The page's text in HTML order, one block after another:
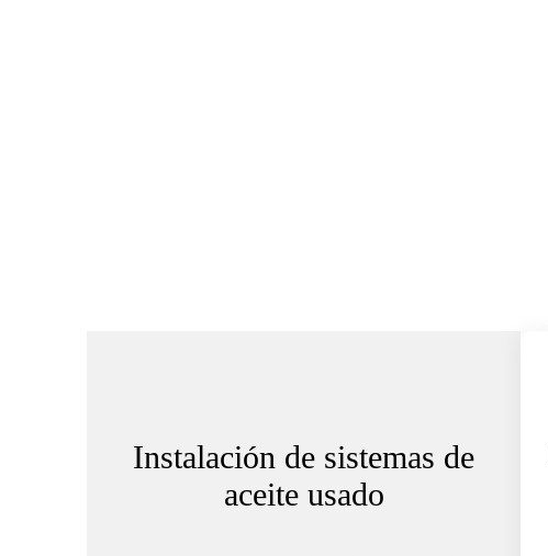
Instalación de sistemas de
aceite usado